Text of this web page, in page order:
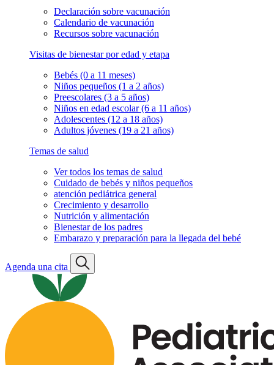
Declaración sobre vacunación
Calendario de vacunación
Recursos sobre vacunación
Visitas de bienestar por edad y etapa
Bebés (0 a 11 meses)
Niños pequeños (1 a 2 años)
Preescolares (3 a 5 años)
Niños en edad escolar (6 a 11 años)
Adolescentes (12 a 18 años)
Adultos jóvenes (19 a 21 años)
Temas de salud
Ver todos los temas de salud
Cuidado de bebés y niños pequeños
atención pediátrica general
Crecimiento y desarrollo
Nutrición y alimentación
Bienestar de los padres
Embarazo y preparación para la llegada del bebé
Agenda una cita